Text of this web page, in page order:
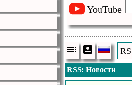
YouTube
RSS: Новости